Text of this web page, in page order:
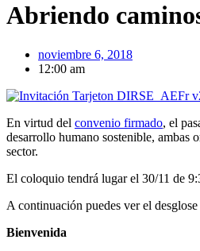
Abriendo
noviembre 6, 2018
12:00 am
En virtud del convenio firmado, el
desarrollo humano sostenible, ambas
sector.
El coloquio tendrá lugar el 30/11 de
A continuación puedes ver el desglose
Bienvenida